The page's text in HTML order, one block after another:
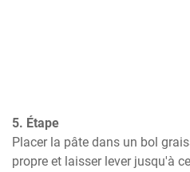
5. Étape
Placer la pâte dans un bol
propre et laisser lever jusqu'à